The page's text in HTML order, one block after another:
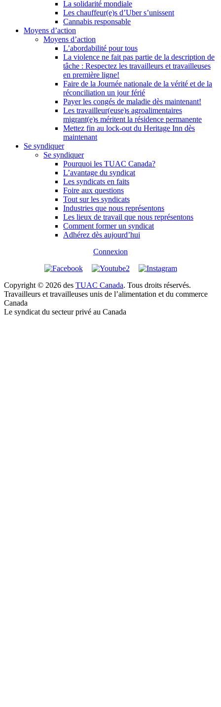
La solidarité mondiale
Les chauffeur(e)s d’Uber s’unissent
Cannabis responsable
Moyens d’action
Moyens d’action
L’abordabilité pour tous
La violence ne fait pas partie de la description de
tâche : Respectez les travailleurs et travailleuses
en première ligne!
Faire de la Journée nationale de la vérité et de la
réconciliation un jour férié
Payer les congés de maladie dès maintenant!
Les travailleur(euse)s agroalimentaires
migrant(e)s méritent la résidence permanente
Mettez fin au lock-out du Heritage Inn dès
maintenant
Se syndiquer
Se syndiquer
Pourquoi les TUAC Canada?
L’avantage du syndicat
Les syndicats en faits
Foire aux questions
Tout sur les syndicats
Industries que nous représentons
Les lieux de travail que nous représentons
Comment former un syndicat
Adhérez dès aujourd’hui
Connexion
Copyright © 2026 des TUAC Canada. Tous droits réservés.
Travailleurs et travailleuses unis de l’alimentation et du commerce
Canada
Le syndicat du secteur privé au Canada